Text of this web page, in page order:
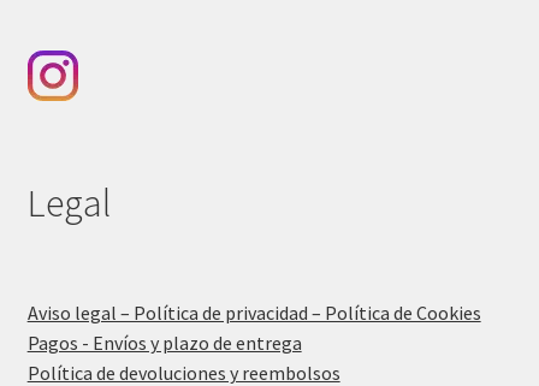
Legal
Aviso legal – Política de privacidad – Política de Cookies
Pagos - Envíos y plazo de entrega
Política de devoluciones y reembolsos